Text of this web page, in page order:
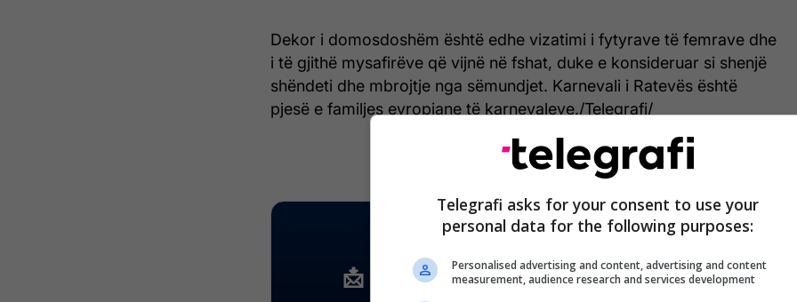
Dekor i domosdoshëm është edhe vizatimi i fytyrave të femrave dhe
i të gjithë mysafirëve që vijnë në fshat, duke e konsideruar si shenjë
shëndeti dhe mbrojtje nga sëmundjet. Karnevali i Ratevës është
pjesë e familjes evropiane të karnevaleve./Telegrafi/
Telegrafi asks for your consent to use your
personal data for the following purposes:
Personalised advertising and content, advertising and content
measurement, audience research and services development